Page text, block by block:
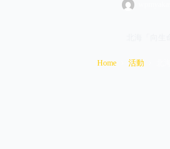
Home 活動